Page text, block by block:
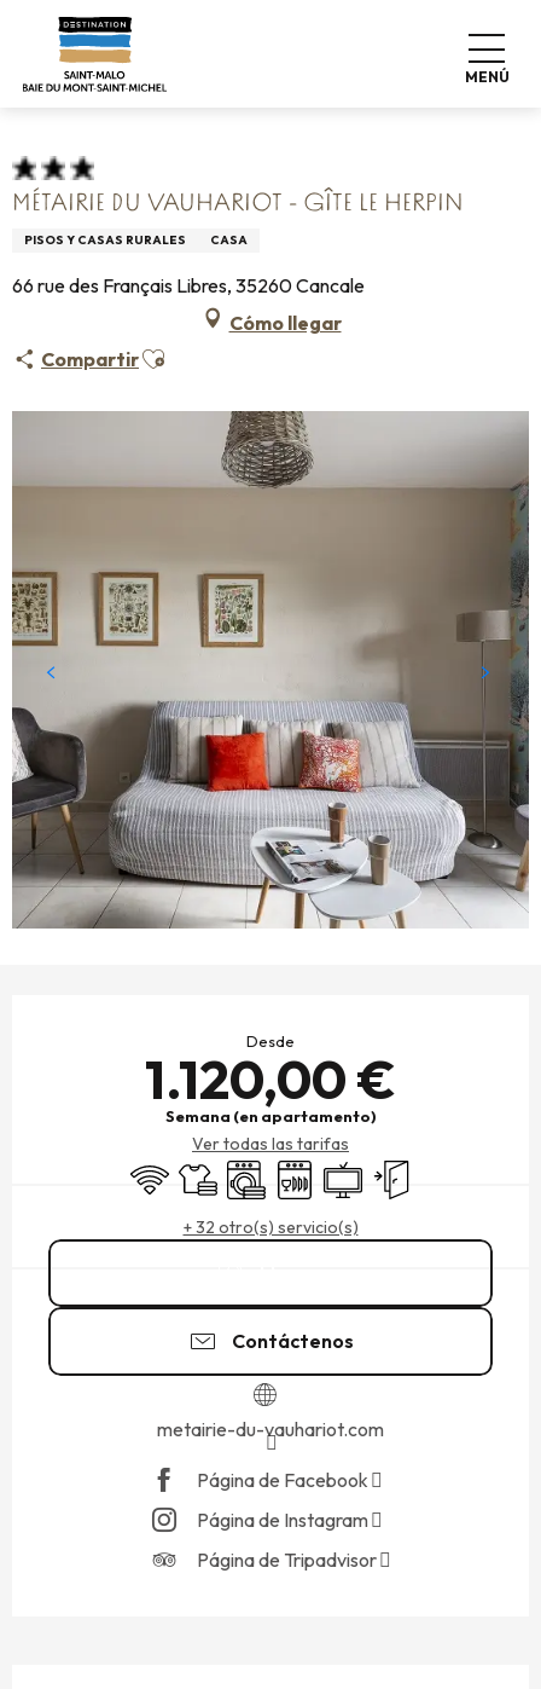
contenu
MENÚ
Home Pro & Prensa
Alojamiento +
Clasificación & etiquetas
Alojamiento turístico amueblado
Métairie du Vauhariot - Gîte Le Herpin
MÉTAIRIE DU VAUHARIOT - GÎTE LE HERPIN
PISOS Y CASAS RURALES CASA
66 rue des Français Libres, 35260 Cancale
Cómo llegar
CompartirAjouter aux favoris
Desde
1.120,00 €
Semana (en apartamento)
Ver todas las tarifas
Wifi Sábanas y ropa de cama
LavadoraLavavajillasTelevisiónEntrada
+ 32 otro(s) servicio(s)
Contáctenos
metairie-du-vauhariot.com
Página de Facebook
Página de Instagram
Página de Tripadvisor